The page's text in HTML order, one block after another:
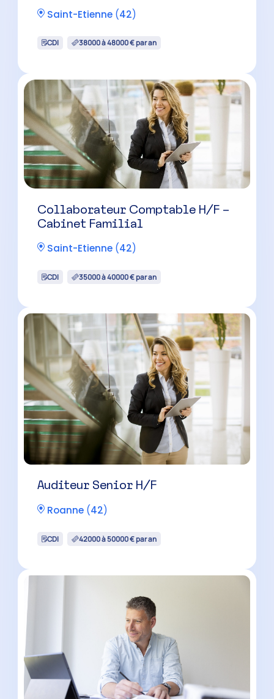
Saint-Etienne (42)
CDI 38000 à 48000 € par an
Collaborateur Comptable H/F –
Cabinet Familial
Saint-Etienne (42)
CDI 35000 à 40000 € par an
Auditeur Senior H/F
Roanne (42)
CDI 42000 à 50000 € par an